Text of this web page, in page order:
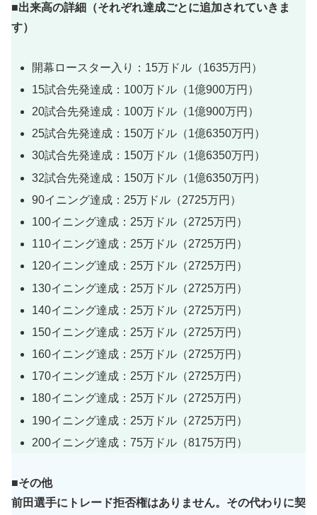
■出来高の詳細（それぞれ達成ごとに追加されていきま
す）
開幕ロースター入り：15万ドル（1635万円）
15試合先発達成：100万ドル（1億900万円）
20試合先発達成：100万ドル（1億900万円）
25試合先発達成：150万ドル（1億6350万円）
30試合先発達成：150万ドル（1億6350万円）
32試合先発達成：150万ドル（1億6350万円）
90イニング達成：25万ドル（2725万円）
100イニング達成：25万ドル（2725万円）
110イニング達成：25万ドル（2725万円）
120イニング達成：25万ドル（2725万円）
130イニング達成：25万ドル（2725万円）
140イニング達成：25万ドル（2725万円）
150イニング達成：25万ドル（2725万円）
160イニング達成：25万ドル（2725万円）
170イニング達成：25万ドル（2725万円）
180イニング達成：25万ドル（2725万円）
190イニング達成：25万ドル（2725万円）
200イニング達成：75万ドル（8175万円）
■その他
前田選手にトレード拒否権はありません。その代わりに契